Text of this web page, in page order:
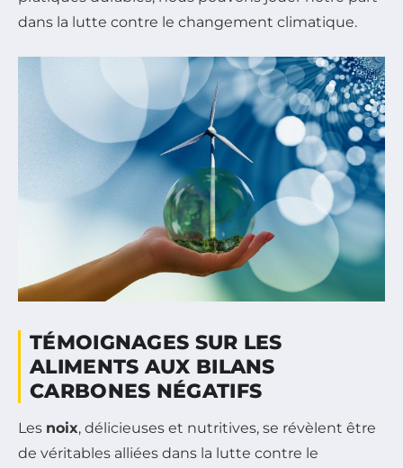
dans la lutte contre le changement climatique.
TÉMOIGNAGES SUR LES
ALIMENTS AUX BILANS
CARBONES NÉGATIFS
Les noix, délicieuses et nutritives, se révèlent être
de véritables alliées dans la lutte contre le